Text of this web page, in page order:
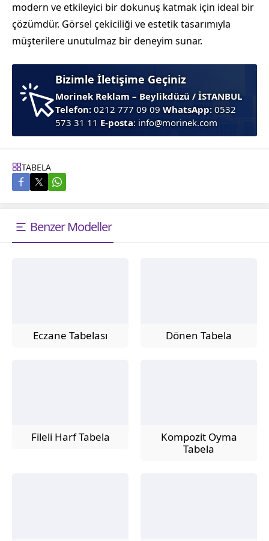
modern ve etkileyici bir dokunuş katmak için ideal bir
çözümdür. Görsel çekiciliği ve estetik tasarımıyla
müşterilere unutulmaz bir deneyim sunar.
Bizimle İletişime Geçiniz
Morinek Reklam – Beylikdüzü / İSTANBUL
Telefon: 0212 777 09 09WhatsApp: 0532
573 31 11 E-posta: info@morinek.com
TABELA
Benzer Modeller
Eczane Tabelası Dönen Tabela
Fileli Harf Tabela
Kompozit Oyma
Tabela